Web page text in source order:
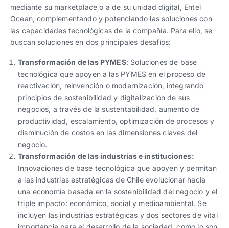
mediante su marketplace o a de su unidad digital, Entel
Ocean, complementando y potenciando las soluciones con
las capacidades tecnológicas de la compañía. Para ello, se
buscan soluciones en dos principales desafíos:
Transformación de las PYMES: Soluciones de base
tecnológica que apoyen a las PYMES en el proceso de
reactivación, reinvención o modernización, integrando
principios de sostenibilidad y digitalización de sus
negocios, a través de la sustentabilidad, aumento de
productividad, escalamiento, optimización de procesos y
disminución de costos en las dimensiones claves del
negocio.
Transformación de las industrias e instituciones:
Innovaciones de base tecnológica que apoyen y permitan
a las industrias estratégicas de Chile evolucionar hacia
una economía basada en la sostenibilidad del negocio y el
triple impacto: económico, social y medioambiental. Se
incluyen las industrias estratégicas y dos sectores de vital